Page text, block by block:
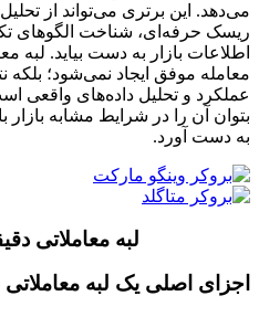
می‌دهد. این برتری می‌تواند از
ریسک حرفه‌ای، شناخت الگوهای
اطلاعات بازار به دست بیاید. لبه
معامله موفق ایجاد نمی‌شود؛
عملکرد و تحلیل داده‌های واقعی
بتوان آن را در شرایط مشابه بازار
به دست آورد.
اجزای اصلی یک لبه معاملاتی